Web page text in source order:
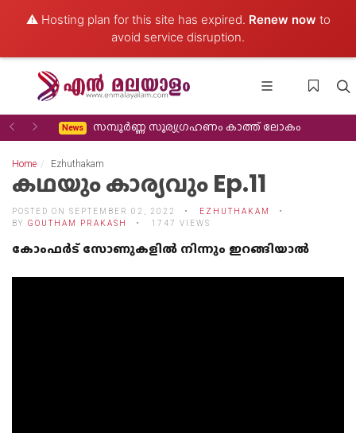
⚠️ Hosting plan for this site has expired. Renew now to
avoid service disruption.
Previous
NextNews സമ്പൂർണ്ണ സൂര്യഗ്രഹണം കാത്ത് ലോകം
Home Ezhuthakam
കഥയും കാര്യവും Ep.11
POSTED ON SEPTEMBER 02, 2022
EZHUTHAKAM
BY GOUTHAM PRAKASH 1747 VIEWS
കോംഫർട് സോണുകളിൽ നിന്നും ഇറങ്ങിയാൽ